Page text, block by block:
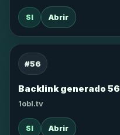
SI Abrir
#56
Backlink generado 56
1obl.tv
SI Abrir